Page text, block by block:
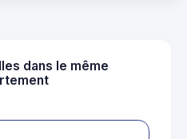
dans le même